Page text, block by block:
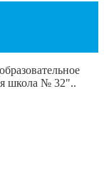
школа № 32"..